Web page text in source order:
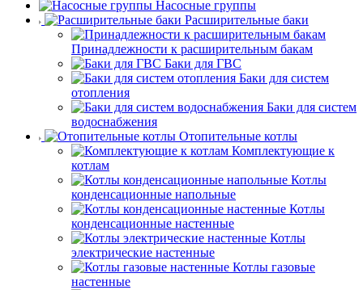
Насосные группы
Расширительные баки
Принадлежности к расширительным бакам
Баки для ГВС
Баки для систем
отопления
Баки для систем
водоснабжения
Отопительные котлы
Комплектующие к
котлам
Котлы
конденсационные напольные
Котлы
конденсационные настенные
Котлы
электрические настенные
Котлы газовые
настенные